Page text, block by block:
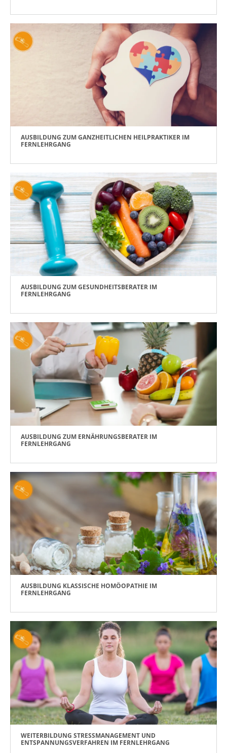
AUSBILDUNG ZUM GANZHEITLICHEN HEILPRAKTIKER IM
FERNLEHRGANG
AUSBILDUNG ZUM GESUNDHEITSBERATER IM
FERNLEHRGANG
AUSBILDUNG ZUM ERNÄHRUNGSBERATER IM
FERNLEHRGANG
AUSBILDUNG KLASSISCHE HOMÖOPATHIE IM
FERNLEHRGANG
WEITERBILDUNG STRESSMANAGEMENT UND
ENTSPANNUNGSVERFAHREN IM FERNLEHRGANG